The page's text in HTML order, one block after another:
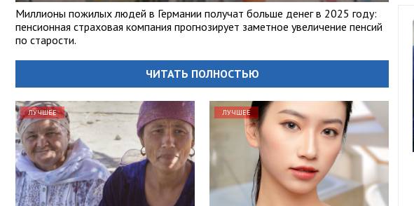
Миллионы пожилых людей в Германии получат больше денег в 2025 году:
пенсионная страховая компания прогнозирует заметное увеличение пенсий
по старости.
ЧИТАТЬ ПОЛНОСТЬЮ
ЛУЧШЕЕ ЛУЧШЕЕ